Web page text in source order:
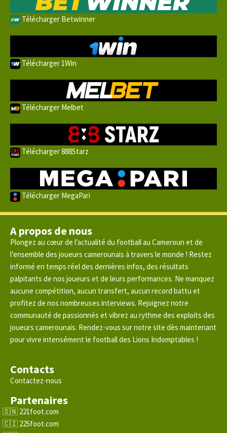
Télécharger Betwinner
Télécharger 1Win
Télécharger Melbet
Télécharger 888Starz
Télécharger MegaPari
A propos de nous
Plongez au cœur de l’actualité du football au Cameroun et de
l’ensemble des joueurs camerounais à travers le monde ! Restez
informé en temps réel des dernières infos, des résultats
palpitants de nos joueurs et de leurs performances. Ne manquez
aucune compétition, aucun transfert, aucun record battu et
profitez de nos nombreuses interviews. Rejoignez notre
communauté de passionnés et vibrez au rythme des exploits des
joueurs camerounais. Rendez-vous sur notre site dès maintenant
pour vivre intensément le football des Lions Indomptables !
Contacts
Contactez-nous
Partenaires
221foot.com
225foot.com